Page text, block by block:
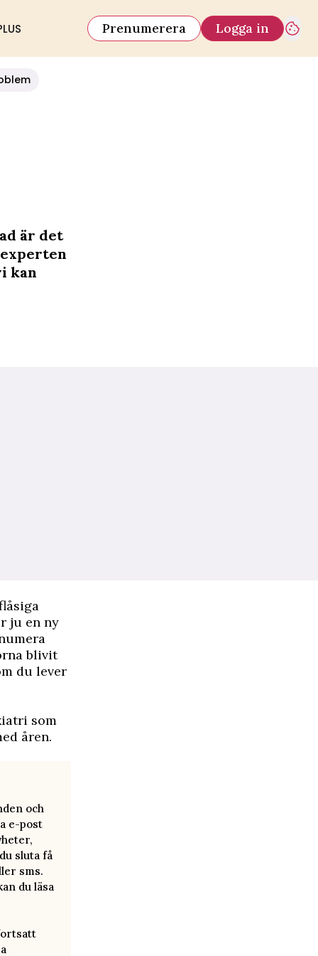
Prenumerera Logga in
är det
kan
ju en ny
blivit
du lever
som
åren.
och
e-post
sluta få
sms.
du läsa